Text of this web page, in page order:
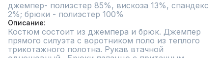
джемпер- полиэстер 85%, вискоза 13%, спандекс
2%; брюки - полиэстер 100%
Описание
Костюм состоит из джемпера и брюк. Джемпер
прямого силуэта с воротником поло из теплого
трикотажного полотна. Рукав втачной